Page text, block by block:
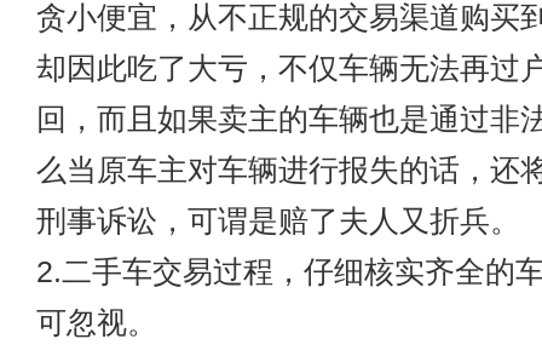
贪小便宜，从不正规的交易渠道购买
却因此吃了大亏，不仅车辆无法再过
回，而且如果卖主的车辆也是通过非
么当原车主对车辆进行报失的话，还
刑事诉讼，可谓是赔了夫人又折兵。
2.二手车交易过程，仔细核实齐全的
可忽视。